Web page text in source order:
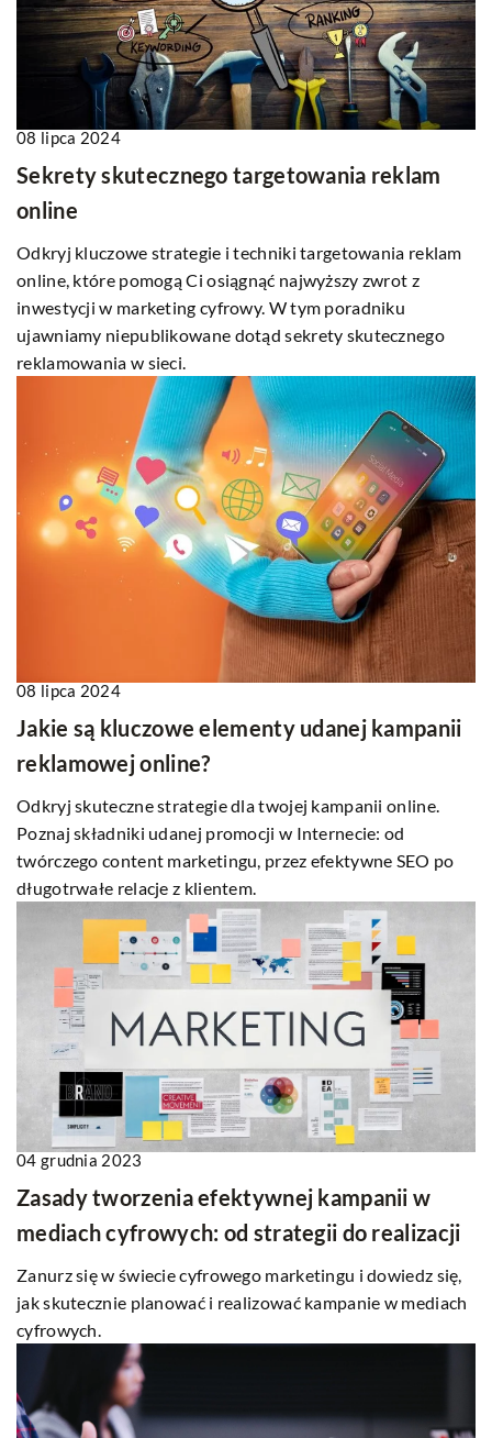
08 lipca 2024
Sekrety skutecznego targetowania reklam
online
Odkryj kluczowe strategie i techniki targetowania reklam
online, które pomogą Ci osiągnąć najwyższy zwrot z
inwestycji w marketing cyfrowy. W tym poradniku
ujawniamy niepublikowane dotąd sekrety skutecznego
reklamowania w sieci.
08 lipca 2024
Jakie są kluczowe elementy udanej kampanii
reklamowej online?
Odkryj skuteczne strategie dla twojej kampanii online.
Poznaj składniki udanej promocji w Internecie: od
twórczego content marketingu, przez efektywne SEO po
długotrwałe relacje z klientem.
04 grudnia 2023
Zasady tworzenia efektywnej kampanii w
mediach cyfrowych: od strategii do realizacji
Zanurz się w świecie cyfrowego marketingu i dowiedz się,
jak skutecznie planować i realizować kampanie w mediach
cyfrowych.